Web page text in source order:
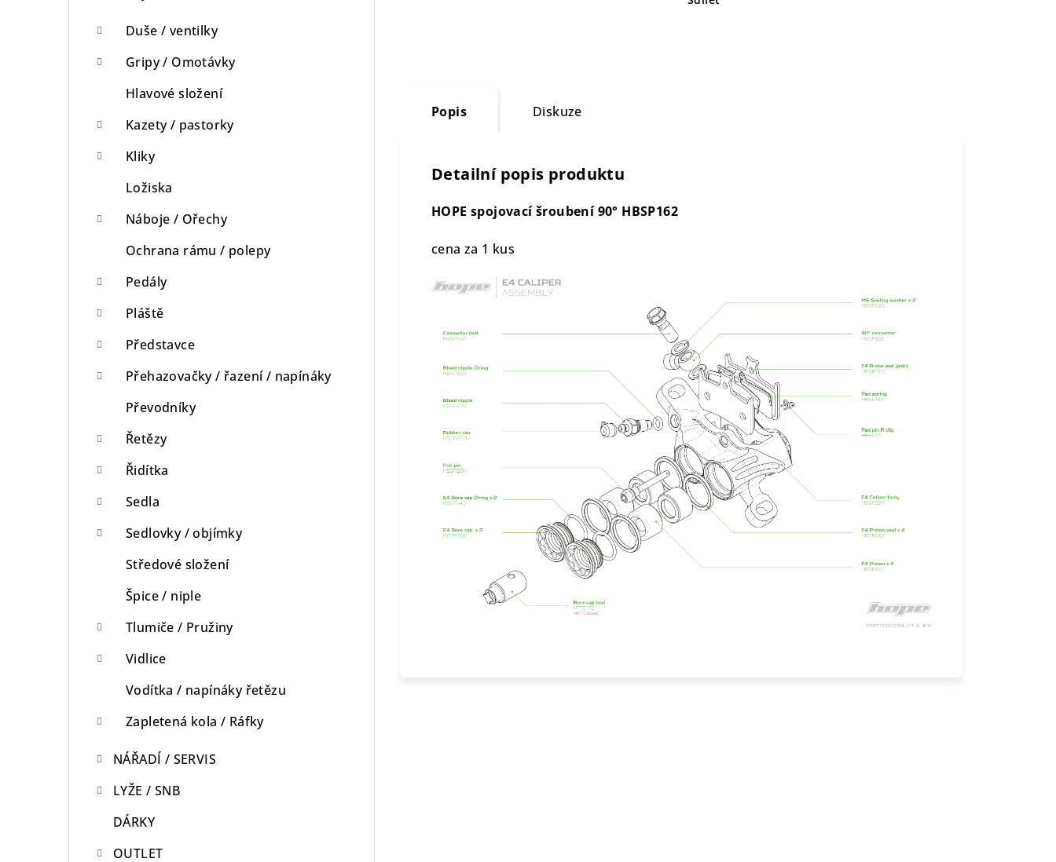
Duše / ventilky
Gripy / Omotávky
Hlavové složení
Kazety / pastorky
Kliky
Ložiska
Náboje / Ořechy
Ochrana rámu / polepy
Pedály
Pláště
Představce
Přehazovačky / řazení / napínáky
Převodníky
Řetězy
Řidítka
Sedla
Sedlovky / objímky
Středové složení
Špice / niple
Tlumiče / Pružiny
Vidlice
Vodítka / napínáky řetězu
Zapletená kola / Ráfky
NÁŘADÍ / SERVIS
LYŽE / SNB
DÁRKY
OUTLET
Popis Diskuze
Detailní popis produktu
HOPE spojovací šroubení 90° HBSP162
cena za 1 kus